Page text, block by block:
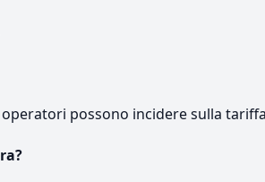
possono incidere sulla